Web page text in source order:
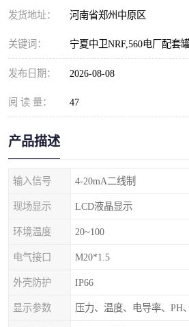
发货地址： 河南省郑州中原区
关键词： 宁夏中卫NRF,560电厂配套
发布日期： 2026-08-08
阅 读 量： 47
产品描述
输入信号 4-20mA二线制
现场显示 LCD液晶显示
环境温度 20~100
电气接口 M20*1.5
外壳防护 IP66
显示参数 压力、温度、电导率、PH